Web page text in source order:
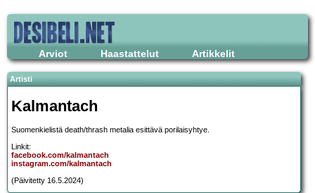
Arviot Haastattelut Artikkelit
Artisti
Kalmantach
Suomenkielistä death/thrash metalia esittävä porilaisyhtye.
Linkit:
facebook.com/kalmantach
instagram.com/kalmantach
(Päivitetty 16.5.2024)